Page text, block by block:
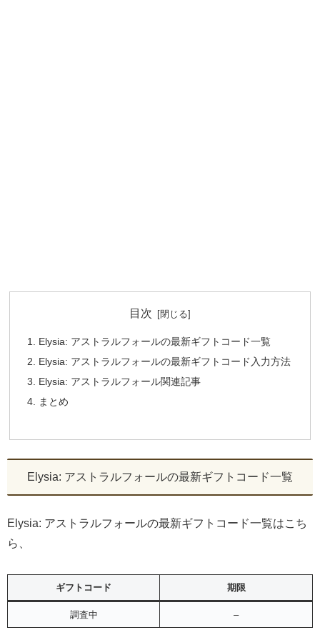
目次
Elysia: アストラルフォールの最新ギフトコード一覧
Elysia: アストラルフォールの最新ギフトコード入力方法
Elysia: アストラルフォール関連記事
まとめ
Elysia: アストラルフォールの最新ギフトコード一覧
Elysia: アストラルフォールの最新ギフトコード一覧はこち
ら、
ギフトコード 期限
調査中 –